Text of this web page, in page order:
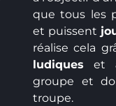
que tous les
et puissent
réalise cela
ludiques et
groupe et
troupe.